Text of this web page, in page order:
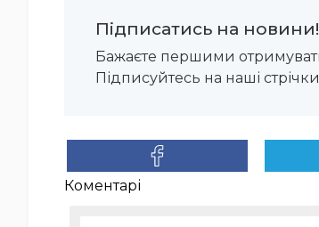
Підписатись на новини!
Бажаєте першими
Підписуйтесь на наші
Коментарі